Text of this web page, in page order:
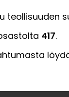
teollisuuden
417.